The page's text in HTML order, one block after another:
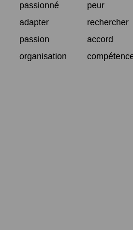
passionné
peur
adapter
rechercher
passion
accord
organisation